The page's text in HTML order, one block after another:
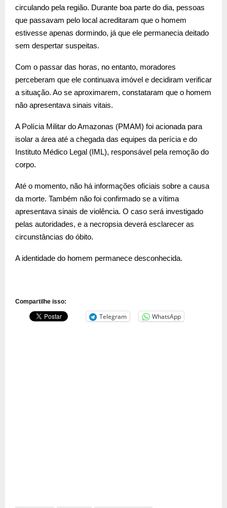
circulando pela região. Durante boa parte do dia, pessoas
que passavam pelo local acreditaram que o homem
estivesse apenas dormindo, já que ele permanecia deitado
sem despertar suspeitas.
Com o passar das horas, no entanto, moradores
perceberam que ele continuava imóvel e decidiram verificar
a situação. Ao se aproximarem, constataram que o homem
não apresentava sinais vitais.
A Polícia Militar do Amazonas (PMAM) foi acionada para
isolar a área até a chegada das equipes da perícia e do
Instituto Médico Legal (IML), responsável pela remoção do
corpo.
Até o momento, não há informações oficiais sobre a causa
da morte. Também não foi confirmado se a vítima
apresentava sinais de violência. O caso será investigado
pelas autoridades, e a necropsia deverá esclarecer as
circunstâncias do óbito.
A identidade do homem permanece desconhecida.
Compartilhe isso:
Telegram WhatsApp